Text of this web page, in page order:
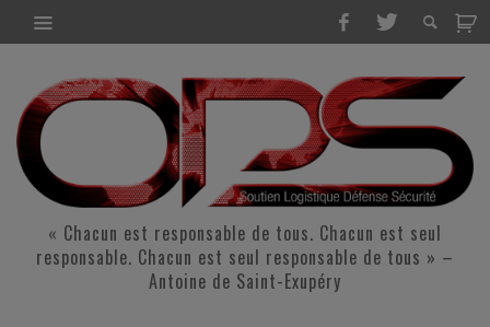
« Chacun est responsable de tous. Chacun est seul
responsable. Chacun est seul responsable de tous » –
Antoine de Saint-Exupéry